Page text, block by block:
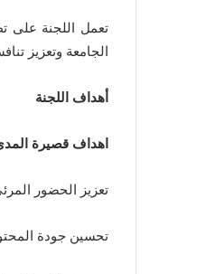
تعمل اللجنة على
الجامعة وتعزيز
أهداف اللجنة
اهداف قصيرة
تعزيز الحضور
تحسين جودة